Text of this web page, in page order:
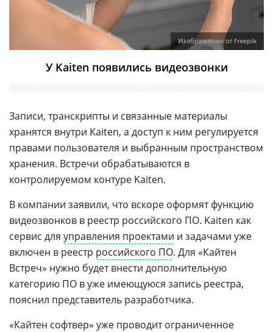
Изображение от freepik
У Kaiten появились видеозвонки
Записи, транскрипты и связанные материалы
хранятся внутри Kaiten, а доступ к ним регулируется
правами пользователя и выбранным пространством
хранения. Встречи обрабатываются в
контролируемом контуре Kaiten.
В компании заявили, что вскоре оформят функцию
видеозвонков в реестр российского ПО. Kaiten как
сервис для управления проектами и задачами уже
включен в реестр российского ПО. Для «Кайтен
Встреч» нужно будет внести дополнительную
категорию ПО в уже имеющуюся запись реестра,
пояснил представитель разработчика.
«Кайтен софтвер» уже проводит ограниченное